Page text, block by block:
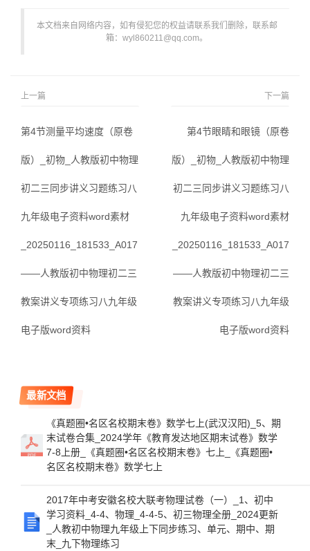
本文档来自网络内容，如有侵犯您的权益请联系我们删除，联系邮
箱：wyl860211@qq.com。
上一篇
第4节测量平均速度（原卷
版）_初物_人教版初中物理
初二三同步讲义习题练习八
九年级电子资料word素材
_20250116_181533_A017
——人教版初中物理初二三
教案讲义专项练习八九年级
电子版word资料
下一篇
第4节眼睛和眼镜（原卷
版）_初物_人教版初中物理
初二三同步讲义习题练习八
九年级电子资料word素材
_20250116_181533_A017
——人教版初中物理初二三
教案讲义专项练习八九年级
电子版word资料
最新文档
《真题圈•名区名校期末卷》数学七上(武汉汉阳)_5、期
末试卷合集_2024学年《教育发达地区期末试卷》数学
7-8上册_《真题圈•名区名校期末卷》七上_《真题圈•
名区名校期末卷》数学七上
2017年中考安徽名校大联考物理试卷（一）_1、初中
学习资料_4-4、物理_4-4-5、初三物理全册_2024更新
_人教初中物理九年级上下同步练习、单元、期中、期
末_九下物理练习